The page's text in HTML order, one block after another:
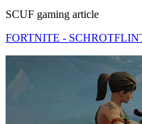
SCUF gaming article
FORTNITE -